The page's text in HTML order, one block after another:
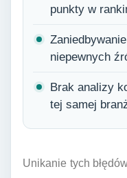
punkty w
niepewnych
Brak analizy
tej samej
Unikanie tych